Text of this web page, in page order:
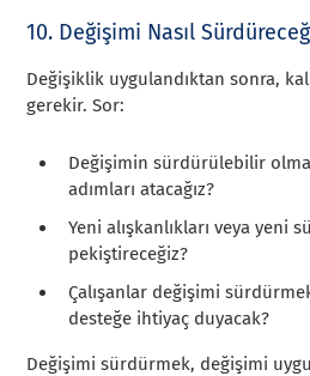
10. Değişimi Nasıl
Değişiklik uygulandıktan sonra,
gerekir. Sor:
Değişimin sürdürülebilir
adımları atacağız?
Yeni alışkanlıkları veya yeni
pekiştireceğiz?
Çalışanlar değişimi
desteğe ihtiyaç duyacak?
Değişimi sürdürmek, değişimi